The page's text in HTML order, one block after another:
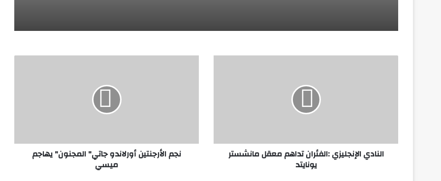
منذ 4 أيام
مجلس أمناء جائزة الحصباة يناقش الاستعدادات النهائية لملتقى المرأة الإماراتية
النادي الإنجليزي :الفئران تداهم معقل مانشستر
يونايتد
نجم الأرجنتين أورلاندو جاتي" المجنون" يهاجم
ميسي